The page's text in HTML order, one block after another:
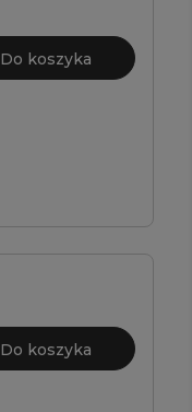
Do koszyka
Do koszyka